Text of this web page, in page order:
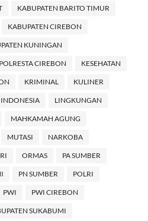
KABUPATEN BARITO TIMUR
KABUPATEN CIREBON
KUNINGAN
CIREBON KESEHATAN
KRIMINAL KULINER
INDONESIA LINGKUNGAN
MAHKAMAH AGUNG
MUTASI NARKOBA
ORMAS PA SUMBER
PN SUMBER POLRI
PWI PWI CIREBON
SUKABUMI